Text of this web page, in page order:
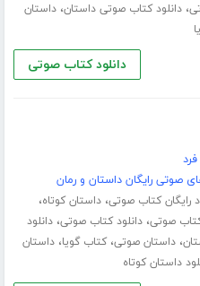
،دانلود کتاب صوتی داستان،داستان
دانلود کتاب صوتی
صوتی رایگان داستان و رمان
رایگان کتاب صوتی،داستان کوتاه،
صوتی،دانلود کتاب صوتی،دانلود
،داستان صوتی،کتاب گویا،داستان
داستان کوتاه